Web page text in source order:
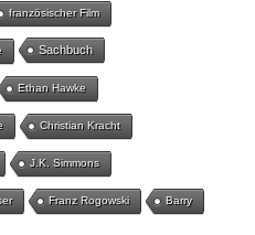
französischer Film
Sachbuch
Ethan Hawke
Christian Kracht
J.K. Simmons
Franz Rogowski Barry